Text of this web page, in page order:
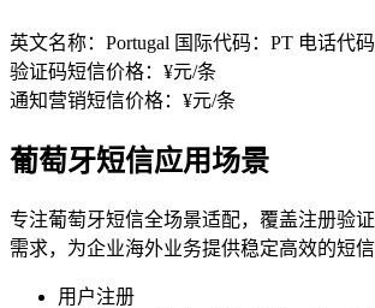
英文名称：Portugal 国际代码：PT 电话代码
验证码短信价格：¥元/条
通知营销短信价格：¥元/条
葡萄牙短信应用场景
专注葡萄牙短信全场景适配，覆盖注册验
需求，为企业海外业务提供稳定高效的短
用户注册